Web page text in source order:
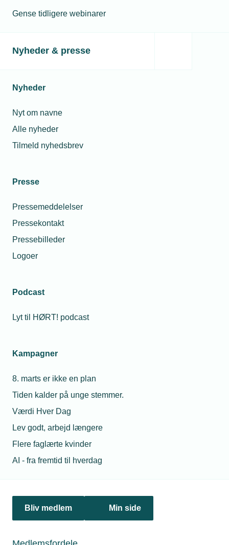
Gense tidligere webinarer
Nyheder & presse
Nyheder
Nyt om navne
Alle nyheder
Tilmeld nyhedsbrev
Presse
Pressemeddelelser
Pressekontakt
Pressebilleder
Logoer
Podcast
Lyt til HØRT! podcast
Kampagner
8. marts er ikke en plan
Tiden kalder på unge stemmer.
Værdi Hver Dag
Lev godt, arbejd længere
Flere faglærte kvinder
AI - fra fremtid til hverdag
Bliv medlem Min side
Politik & analyse
jura@tekniq.dk
tekniq@tekniq.dk